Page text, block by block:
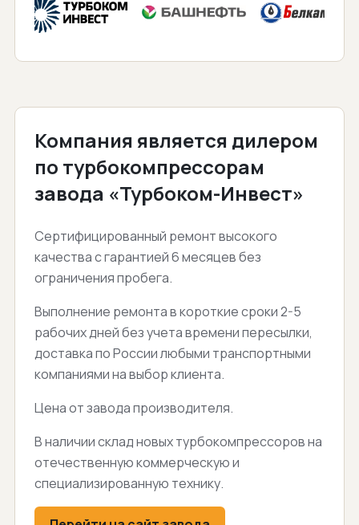
Компания является дилером
по турбокомпрессорам
завода «Турбоком-Инвест»
Сертифицированный ремонт высокого
качества с гарантией 6 месяцев без
ограничения пробега.
Выполнение ремонта в короткие сроки 2-5
рабочих дней без учета времени пересылки,
доставка по России любыми транспортными
компаниями на выбор клиента.
Цена от завода производителя.
В наличии склад новых турбокомпрессоров на
отечественную коммерческую и
специализированную технику.